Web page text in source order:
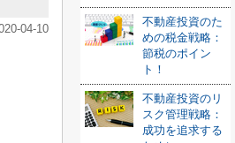
04-10
不動産投資のた
めの税金戦略：
節税のポイン
ト！
不動産投資のリ
スク管理戦略：
成功を追求する